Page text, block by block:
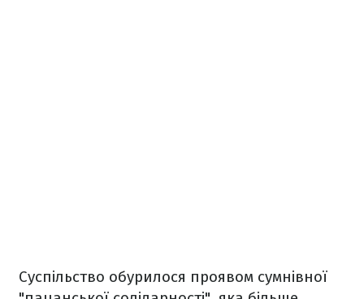
Суспільство обурилося проявом сумнівної